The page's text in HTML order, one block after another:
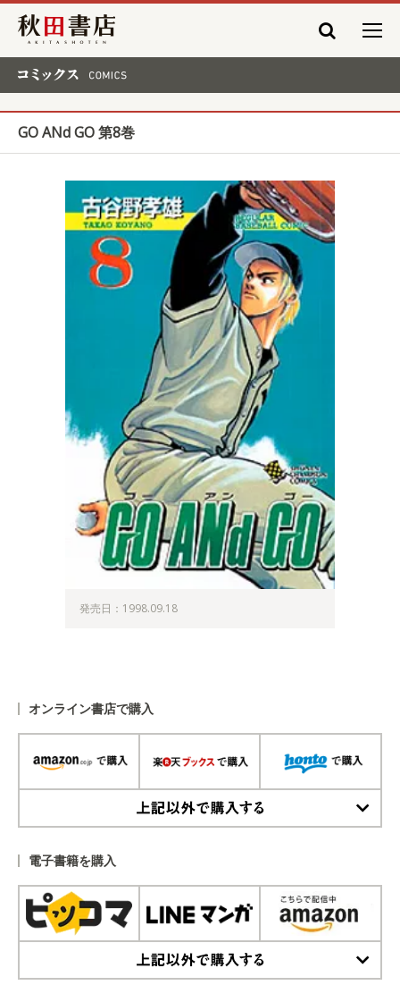
秋田書店
GO ANd GO 第8巻
発売日：1998.09.18
オンライン書店で購入
電子書籍を購入